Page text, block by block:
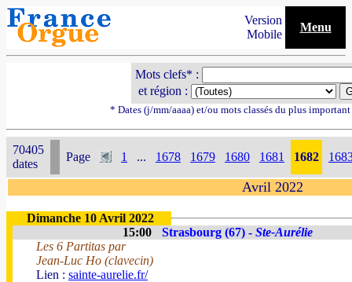
Version
Mobile
Menu
Mots clefs* :
et région :
* Dates (j/mm/aaaa) et/ou mots classés du plus
70405
dates
Page 1 ... 1678 1679 1680 1681 1682
Avril 2022
Dimanche 10 Avril 2022
15:00
Strasbourg (67) - Ste-Aurélie
Les 6 Partitas par
Jean-Luc Ho (clavecin)
Lien : sainte-aurelie.fr/